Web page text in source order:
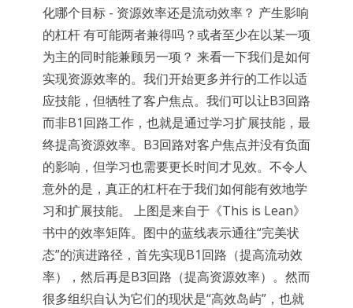
化哪个目标 - 资源效率还是流动效率？ 产生影响
的杠杆 有可能两者兼得吗？或者至少在以某一项
为主的同时能兼顾另一项？ 来看一下我们是如何
实现资源效率的。我们开始更多并行的工作以适
应技能，但牺牲了客户焦点。我们可以让B3回路
而非B1回路工作，也就是通过学习扩展技能，最
终提高资源效率。B3回路对客户焦点并没有负面
的影响，但学习也需要更长时间才见效。不令人
意外的是，真正的杠杆在于我们如何能有效地学
习和扩展技能。 上图是来自于《This is Lean》
书中的效率矩阵。图中的蓝线表示通往“完美状
态”的演进路径，首先实现B1回路（提高流动效
率），然后再是B3回路（提高资源效率）。然而
很多组织自认为它们的现状是“高效岛屿”，也就